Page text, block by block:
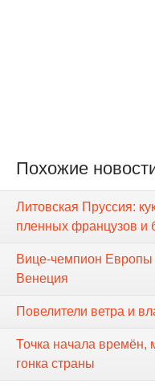
Похожие
Литовская Пруссия:
пленных французов и
Вице-чемпион Европы
Венеция
Повелители ветра и
Точка начала времён,
гонка страны